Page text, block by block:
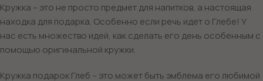
Кружка – это не просто предмет для напитков, а настоящая
находка для подарка. Особенно если речь идет о Глебе! У
нас есть множество идей, как сделать его день особенным с
помощью оригинальной кружки.
Кружка подарок Глеб – это может быть эмблема его любимой